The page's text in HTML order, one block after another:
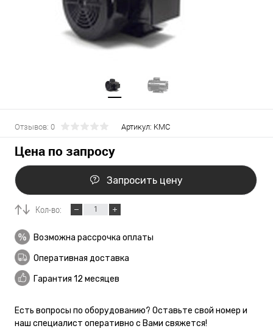
Отзывов: 0 Артикул: KMC
Цена по запросу
Запросить цену
Кол-во:
Возможна рассрочка оплаты
Оперативная доставка
Гарантия 12 месяцев
Есть вопросы по оборудованию? Оставьте свой номер и
наш специалист оперативно с Вами свяжется!